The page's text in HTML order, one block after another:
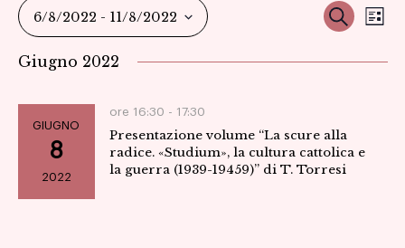
viste
Cerca
6/8/2022 - 11/8/2022
la
Giugno 2022
GIUGNO
8
2022
ore 16:30 - 17:30
Presentazione volume “La scure alla
radice. «Studium», la cultura cattolica e
la guerra (1939-19459)” di T. Torresi